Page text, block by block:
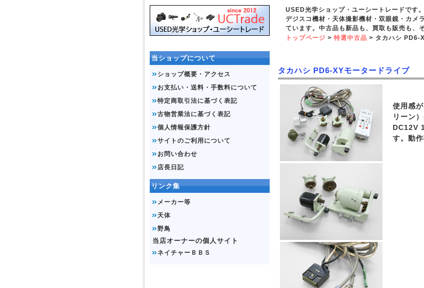
USED光学ショップ・ユーシートレードです
デジスコ機材・天体撮影機材・双眼鏡・カメ
ています。中古品も新品も、買取も販売も、
トップページ > 特選中古品 > タカハシ PD6-
当ショップについて
ショップ概要・アクセス
お支払い・送料・手数料について
特定商取引法に基づく表記
古物営業法に基づく表記
個人情報保護方針
サイトのご利用について
お問い合わせ
店長日記
リンク集
メーカー等
天体
野鳥
当店オーナーの個人サイト
ネイチャーＢＢＳ
タカハシ PD6-XYモータードライブ
使用感
リーン
DC12V
す。動作